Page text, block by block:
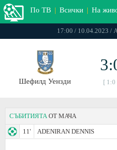
По ТВ | Всички | На
17:00 / 10.04.2023 /
Шефилд Уензди [ 1:0
СЪБИТИЯТА ОТ МАЧА
11'
ADENIRAN DENNIS